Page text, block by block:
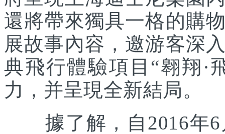
還將帶來獨具一格的購
展故事內容，邀游客深
典飛行體驗項目“翱翔·
力，并呈現全新結局。
據了解，自2016年6